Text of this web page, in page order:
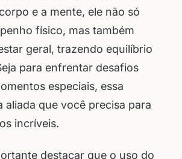
e a mente, ele não só
físico, mas também
geral, trazendo equilíbrio
para enfrentar desafios
especiais, essa
aliada que você precisa para
incríveis.
destacar que o uso do